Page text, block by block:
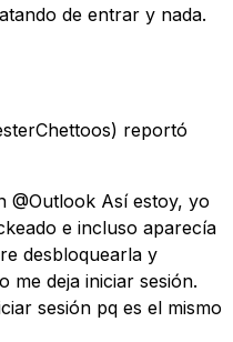
de entrar y nada.
reportó
@Outlook Así estoy, yo
e incluso aparecía
desbloquearla y
me deja iniciar sesión.
sesión pq es el mismo